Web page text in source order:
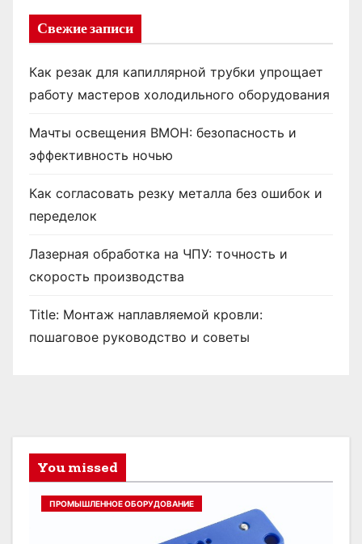
Свежие записи
Как резак для капиллярной трубки упрощает
работу мастеров холодильного оборудования
Мачты освещения ВМОН: безопасность и
эффективность ночью
Как согласовать резку металла без ошибок и
переделок
Лазерная обработка на ЧПУ: точность и
скорость производства
Title: Монтаж наплавляемой кровли:
пошаговое руководство и советы
You missed
ПРОМЫШЛЕННОЕ ОБОРУДОВАНИЕ